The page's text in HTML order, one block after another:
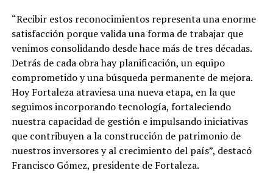
“Recibir estos reconocimientos representa una enorme
satisfacción porque valida una forma de trabajar que
venimos consolidando desde hace más de tres décadas.
Detrás de cada obra hay planificación, un equipo
comprometido y una búsqueda permanente de mejora.
Hoy Fortaleza atraviesa una nueva etapa, en la que
seguimos incorporando tecnología, fortaleciendo
nuestra capacidad de gestión e impulsando iniciativas
que contribuyen a la construcción de patrimonio de
nuestros inversores y al crecimiento del país”, destacó
Francisco Gómez, presidente de Fortaleza.